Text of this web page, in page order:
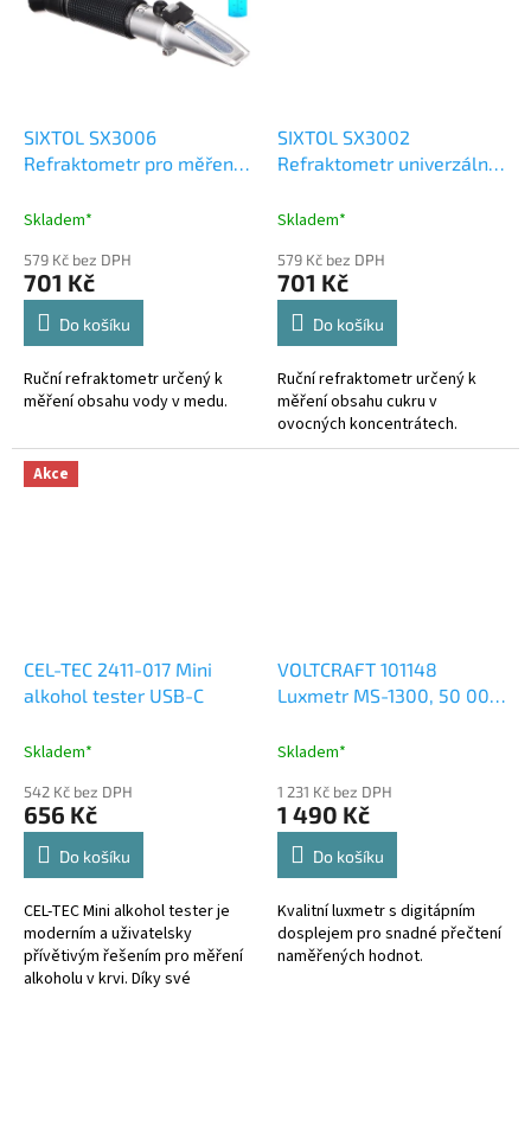
SIXTOL SX3006
Refraktometr pro měření
Skladem*
579 Kč bez DPH
701 Kč
Do košíku
Ruční refraktometr určený k
měření obsahu vody v medu.
SIXTOL SX3002
Refraktometr univerzální
(džusy, sirupy, džemy atd.)
Skladem*
579 Kč bez DPH
701 Kč
Do košíku
Ruční refraktometr určený k
měření obsahu cukru v
ovocných koncentrátech.
Akce
CEL-TEC 2411-017 Mini
alkohol tester USB-C
Skladem*
542 Kč bez DPH
656 Kč
Do košíku
CEL-TEC Mini alkohol tester je
moderním a uživatelsky
přívětivým řešením pro měření
alkoholu v krvi. Díky své
VOLTCRAFT 101148
Luxmetr MS-1300, 50 000
Skladem*
1 231 Kč bez DPH
1 490 Kč
Do košíku
Kvalitní luxmetr s digitápním
dosplejem pro snadné přečtení
naměřených hodnot.